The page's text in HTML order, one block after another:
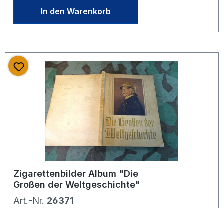
Nur leichte Nutzungsspuren auf
schönem Zustand. Erste Seiten mit
Altersspuren als im restlichen Buch.
Auf ersten Seiten und auf Schnitt mit
leichten Altersflecken. Innenteil
sauber und gut erhalten. 781 Seiten.
252-253. Auflage 1937.
In den Warenkorb
Zigarettenbilder Album "Die
Großen der Weltgeschichte"
Art.-Nr. 26371